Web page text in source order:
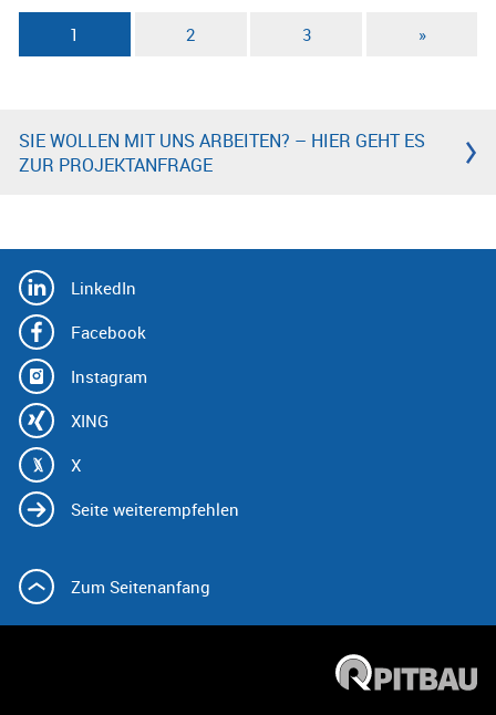
1 2 3 »
SIE WOLLEN MIT UNS ARBEITEN? – HIER GEHT ES
ZUR PROJEKTANFRAGE
LinkedIn
Facebook
Instagram
XING
X
Seite weiterempfehlen
Zum Seitenanfang